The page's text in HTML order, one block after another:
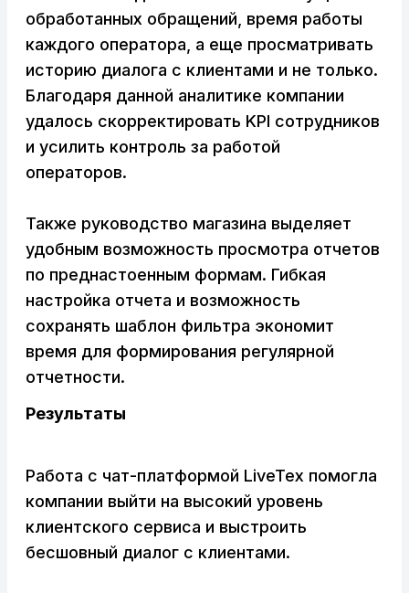
обработанных обращений, время работы
каждого оператора, а еще просматривать
историю диалога с клиентами и не только.
Благодаря данной аналитике компании
удалось скорректировать KPI сотрудников
и усилить контроль за работой
операторов.
Также руководство магазина выделяет
удобным возможность просмотра отчетов
по преднастоенным формам. Гибкая
настройка отчета и возможность
сохранять шаблон фильтра экономит
время для формирования регулярной
отчетности.
Результаты
Работа с чат-платформой LiveTex помогла
компании выйти на высокий уровень
клиентского сервиса и выстроить
бесшовный диалог с клиентами.